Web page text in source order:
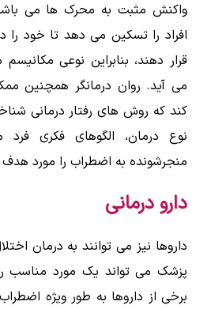
واکنش مثبت به محرک ها می
افراد را تسکین می دهد تا خود
قرار دهند، بنابراین نوعی
می آید. روان درمانگر همچنین
کند که روش های رفتار درمانی
نوع درمان، الگوهای فکری فرد
منجرشونده به اضطراب را مورد
دارو درمانی
داروها نیز می توانند به درمان
پزشک می تواند یک مورد مناسب
برخی از داروها به طور ویژه